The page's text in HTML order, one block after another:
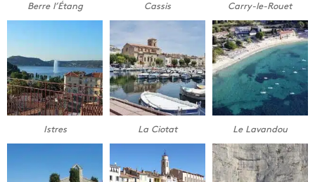
Berre l’Étang Cassis Carry-le-Rouet
Istres La Ciotat Le Lavandou